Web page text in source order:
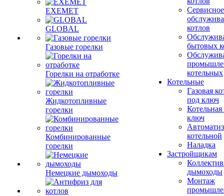
EXEMET
GLOBAL
Газовые горелки
Горелки на отработке
Жидкотопливные
горелки
Комбинированные
горелки
Немецкие дымоходы
Сервисное
котлов
бытовых
котельных
Котельные
Газовая
под ключ
ключ
котельной
Наладка
Застройщикам
дымоходы
Монтаж